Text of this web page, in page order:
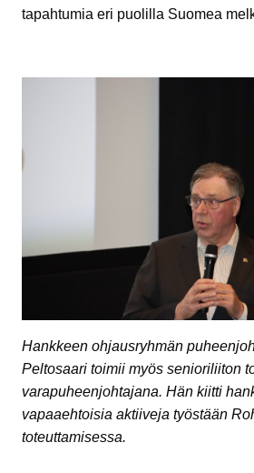
tapahtumia eri puolilla Suomea
Hankkeen ohjausryhmän
Peltosaari toimii myös senioriliiton
varapuheenjohtajana. Hän kiitti
vapaaehtoisia aktiiveja työstään
toteuttamisessa.